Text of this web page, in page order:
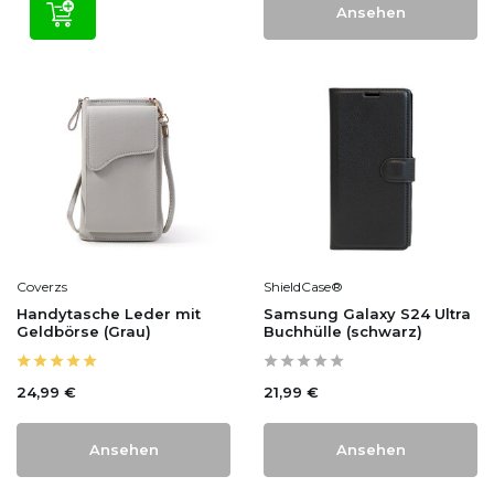
Ansehen
Coverzs
Handytasche Leder mit
Geldbörse (Grau)
24,99 €
Ansehen
ShieldCase®
Samsung Galaxy S24 Ultra
Buchhülle (schwarz)
21,99 €
Ansehen